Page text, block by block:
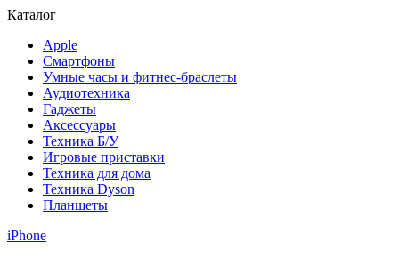
Каталог
Apple
Смартфоны
Умные часы и фитнес-браслеты
Аудиотехника
Гаджеты
Аксессуары
Техника Б/У
Игровые приставки
Техника для дома
Техника Dyson
Планшеты
iPhone